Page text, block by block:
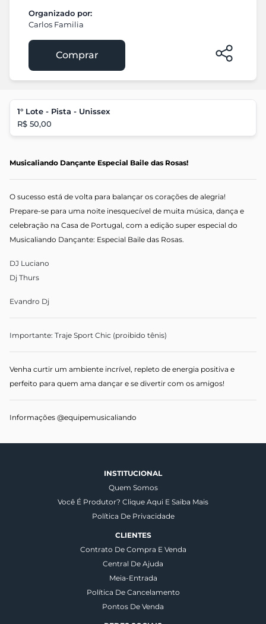
Organizado por:
Carlos Familia
Comprar
1° Lote - Pista - Unissex
R$ 50,00
Musicaliando Dançante Especial Baile das Rosas!
O sucesso está de volta para balançar os corações de alegria!
Prepare-se para uma noite inesquecível de muita música, dança e
celebração na Casa de Portugal, com a edição super especial do
Musicaliando Dançante: Especial Baile das Rosas.
DJ Luciano
Dj Thurs
Evandro Dj
Importante: Traje Sport Chic (proibido tênis)
Venha curtir um ambiente incrível, repleto de energia positiva e
perfeito para quem ama dançar e se divertir com os amigos!
Informações @equipemusicaliando
INSTITUCIONAL
Quem Somos
Você É Produtor? Clique Aqui E Saiba Mais
Política De Privacidade
CLIENTES
Contrato De Compra E Venda
Central De Ajuda
Meia-Entrada
Política De Cancelamento
Pontos De Venda